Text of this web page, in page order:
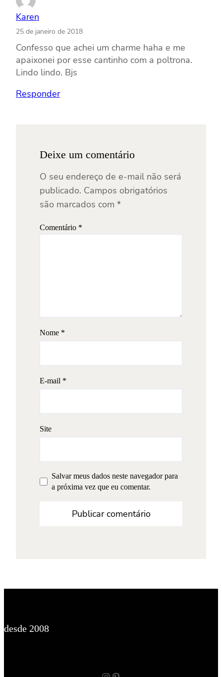
Karen
25 de janeiro de 2018
Confesso que achei um charme haha e me
apaixonei por esse cantinho com a poltrona.
Lindo lindo. Bjs
Responder
Deixe um comentário
O seu endereço de e-mail não será
publicado. Campos obrigatórios
são marcados com *
Comentário *
Nome *
E-mail *
Site
Salvar meus dados neste navegador para
a próxima vez que eu comentar.
desde 2008